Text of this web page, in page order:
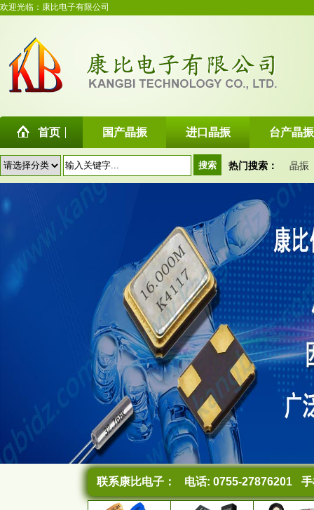
欢迎光临：康比电子有限公司
首页 国产晶振 进口晶振 台产晶振
热门搜索： 晶振
联系康比电子： 电话: 0755-27876201